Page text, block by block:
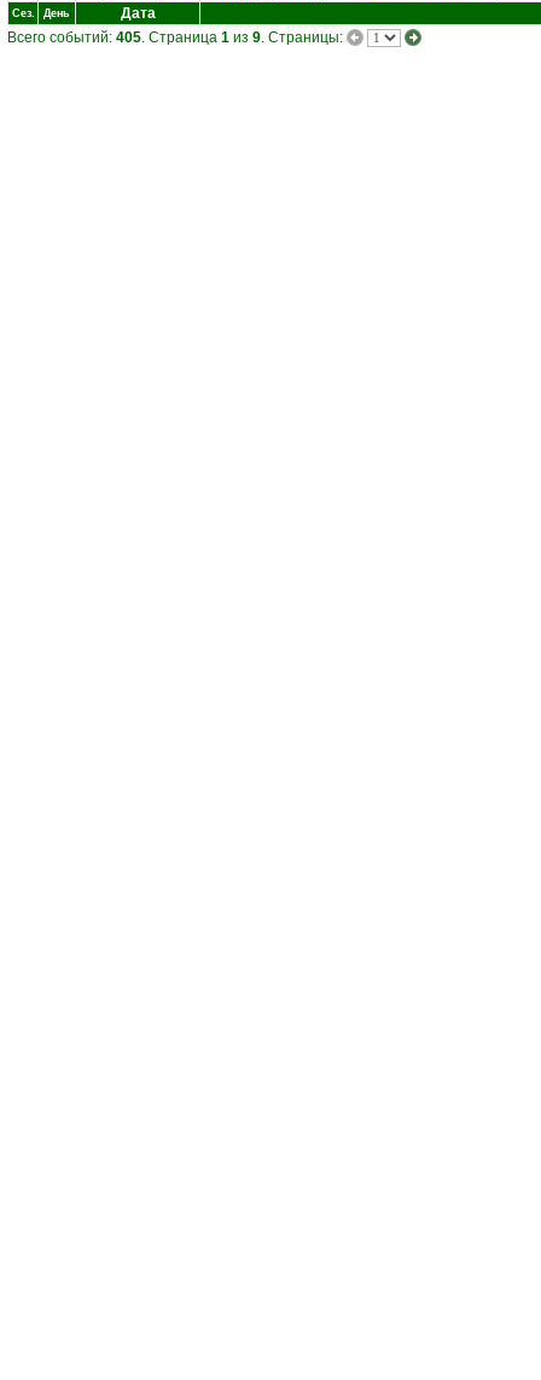
Сез. День
Дата
Всего событий: 405. Страница 1 из 9. Страницы: